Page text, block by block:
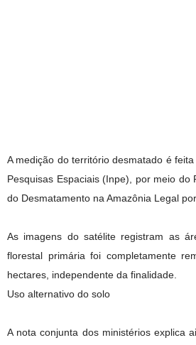
A medição do território desmatado é
Pesquisas Espaciais (Inpe), por meio do
do Desmatamento na Amazônia Legal
As imagens do satélite registram as
florestal primária foi completamente
hectares, independente da finalidade.
Uso alternativo do solo
A nota conjunta dos ministérios explica